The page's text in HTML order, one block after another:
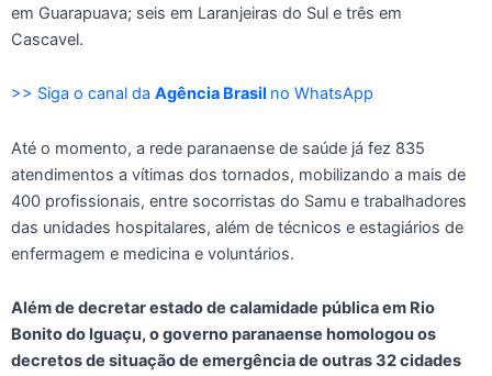
em Guarapuava; seis em Laranjeiras do Sul e três em
Cascavel.
>> Siga o canal da Agência Brasil no WhatsApp
Até o momento, a rede paranaense de saúde já fez 835
atendimentos a vítimas dos tornados, mobilizando a mais de
400 profissionais, entre socorristas do Samu e trabalhadores
das unidades hospitalares, além de técnicos e estagiários de
enfermagem e medicina e voluntários.
Além de decretar estado de calamidade pública em Rio
Bonito do Iguaçu, o governo paranaense homologou os
decretos de situação de emergência de outras 32 cidades